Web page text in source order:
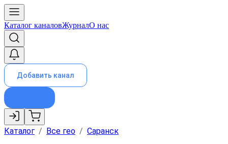
Каталог каналовЖурналО нас
Добавить канал
Каталог / Все гео / Саранск